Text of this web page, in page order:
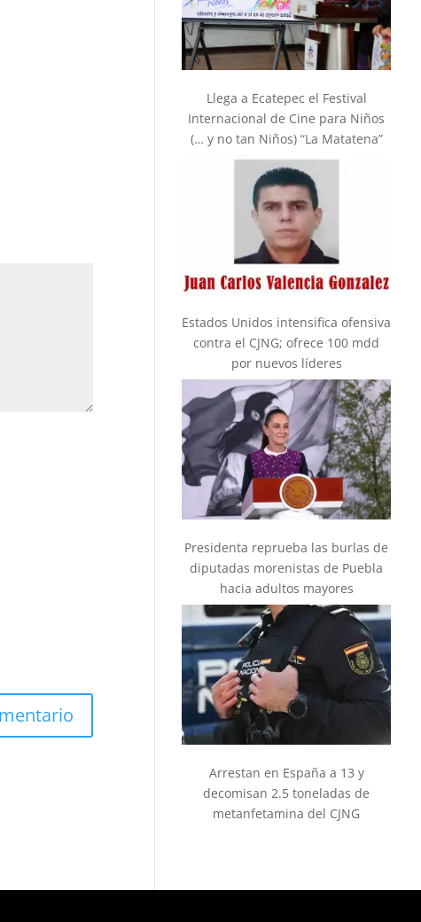
Llega a Ecatepec el Festival
Internacional de Cine para Niños
(… y no tan Niños) “La Matatena”
Estados Unidos intensifica ofensiva
contra el CJNG; ofrece 100 mdd
por nuevos líderes
Presidenta reprueba las burlas de
diputadas morenistas de Puebla
hacia adultos mayores
Arrestan en España a 13 y
decomisan 2.5 toneladas de
metanfetamina del CJNG